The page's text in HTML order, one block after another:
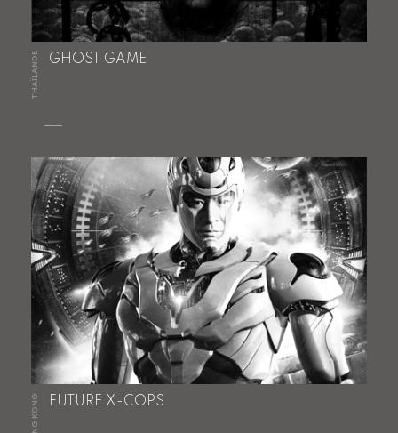
THAÏLANDE GHOST GAME
HONG KONG FUTURE X-COPS